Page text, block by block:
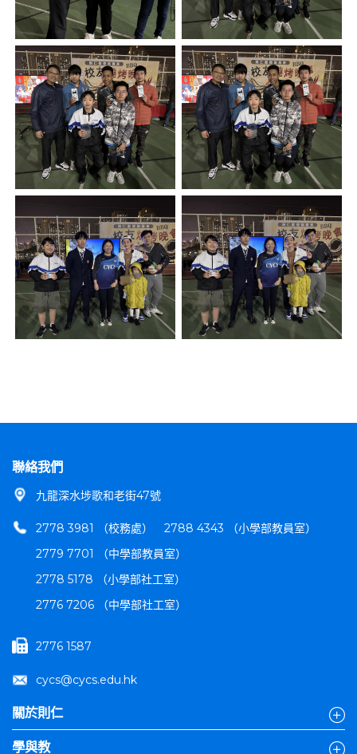
聯絡我們
九龍深水埗歌和老街47號
2778 3981 （校務處）
2788 4343 （小學部教員室）
2779 7701 （中學部教員室）
2778 5178 （小學部社工室）
2776 7206 （中學部社工室）
2776 1587
cycs@cycs.edu.hk
關於則仁
學與教